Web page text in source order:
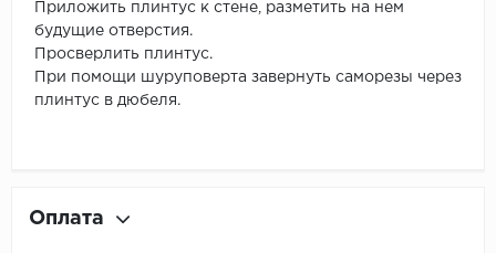
Приложить плинтус к стене, разметить на нем
будущие отверстия.
Просверлить плинтус.
При помощи шуруповерта завернуть саморезы через
плинтус в дюбеля.
Оплата